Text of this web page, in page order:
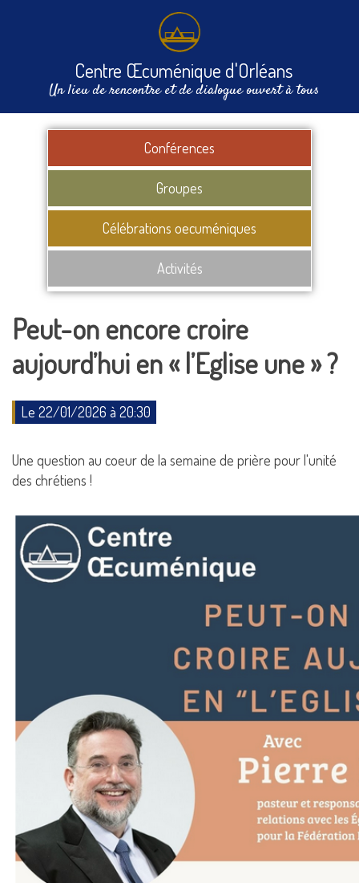
Centre Œcuménique d'Orléans
Un lieu de rencontre et de dialogue ouvert à tous
Conférences
Groupes
Célébrations oecuméniques
Activités
Peut-on encore croire
aujourd’hui en « l’Eglise une » ?
Le 22/01/2026 à 20:30
Une question au coeur de la semaine de prière pour l'unité
des chrétiens !